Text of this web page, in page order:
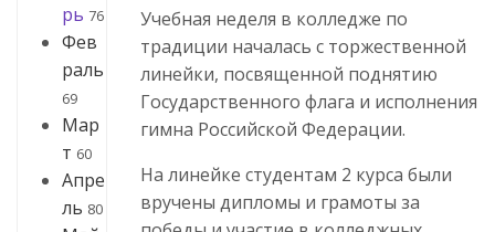
рь 76
Фев
раль
69
Мар
т 60
Апре
ль 80
Учебная неделя в колледже по
традиции началась с торжественной
линейки, посвященной поднятию
Государственного флага и исполнения
гимна Российской Федерации.
На линейке студентам 2 курса были
вручены дипломы и грамоты за